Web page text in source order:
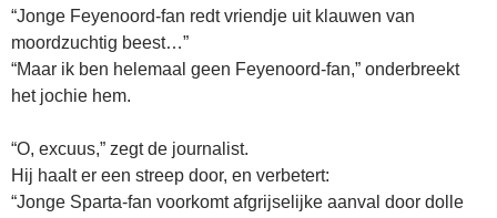
“Jonge Feyenoord-fan redt vriendje uit klauwen van
moordzuchtig beest…”
“Maar ik ben helemaal geen Feyenoord-fan,” onderbreekt
het jochie hem.
“O, excuus,” zegt de journalist.
Hij haalt er een streep door, en verbetert:
“Jonge Sparta-fan voorkomt afgrijselijke aanval door dolle